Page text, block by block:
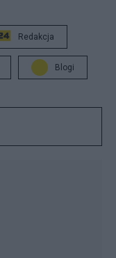
Redakcja
Blogi